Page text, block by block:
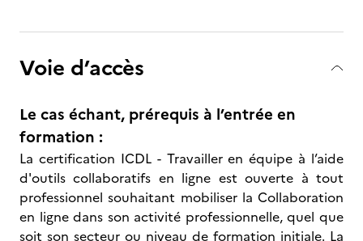
Voie d’accès
Le cas échant, prérequis à l’entrée en
formation :
La certification ICDL - Travailler en équipe à l’aide
d'outils collaboratifs en ligne est ouverte à tout
professionnel souhaitant mobiliser la Collaboration
en ligne dans son activité professionnelle, quel que
soit son secteur ou niveau de formation initiale. La